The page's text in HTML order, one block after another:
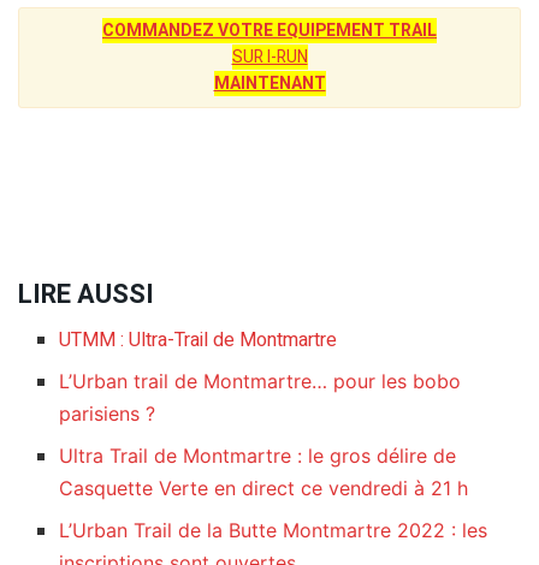
COMMANDEZ VOTRE EQUIPEMENT TRAIL
SUR I-RUN
MAINTENANT
LIRE AUSSI
UTMM : Ultra-Trail de Montmartre
L’Urban trail de Montmartre… pour les bobo
parisiens ?
Ultra Trail de Montmartre : le gros délire de
Casquette Verte en direct ce vendredi à 21 h
L’Urban Trail de la Butte Montmartre 2022 : les